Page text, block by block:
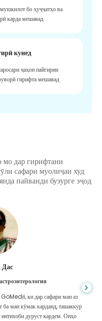
бо ҳуҷҷатҳо ва
карда мешавад
кунед
ҷаҳон пайгирии
гирифта мешавад
мо дар гирифтани
сафари муолиҷаи худ
пайванди бузурге эҷод
GoMedii, ки дар сафари ман аз
ба ман кӯмак карданд, ташаккур
дуруст кардем. Онҳо